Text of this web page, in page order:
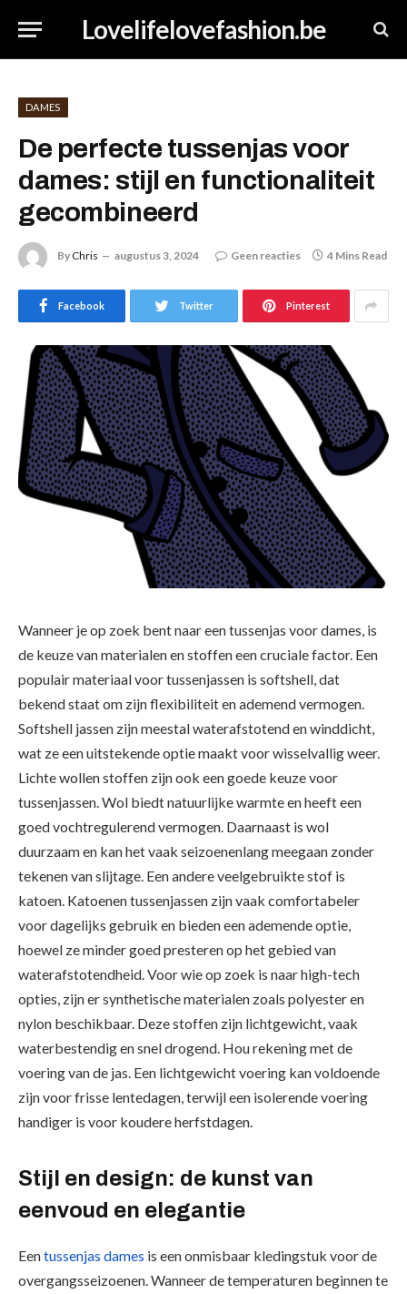
Lovelifelovefashion.be
DAMES
De perfecte tussenjas voor
dames: stijl en functionaliteit
gecombineerd
By Chris augustus 3, 2024 Geen reacties 4 Mins Read
Facebook Twitter Pinterest
Wanneer je op zoek bent naar een tussenjas voor dames, is
de keuze van materialen en stoffen een cruciale factor. Een
populair materiaal voor tussenjassen is softshell, dat
bekend staat om zijn flexibiliteit en ademend vermogen.
Softshell jassen zijn meestal waterafstotend en winddicht,
wat ze een uitstekende optie maakt voor wisselvallig weer.
Lichte wollen stoffen zijn ook een goede keuze voor
tussenjassen. Wol biedt natuurlijke warmte en heeft een
goed vochtregulerend vermogen. Daarnaast is wol
duurzaam en kan het vaak seizoenenlang meegaan zonder
tekenen van slijtage. Een andere veelgebruikte stof is
katoen. Katoenen tussenjassen zijn vaak comfortabeler
voor dagelijks gebruik en bieden een ademende optie,
hoewel ze minder goed presteren op het gebied van
waterafstotendheid. Voor wie op zoek is naar high-tech
opties, zijn er synthetische materialen zoals polyester en
nylon beschikbaar. Deze stoffen zijn lichtgewicht, vaak
waterbestendig en snel drogend. Hou rekening met de
voering van de jas. Een lichtgewicht voering kan voldoende
zijn voor frisse lentedagen, terwijl een isolerende voering
handiger is voor koudere herfstdagen.
Stijl en design: de kunst van
eenvoud en elegantie
Eentussenjas dames is een onmisbaar kledingstuk voor de
overgangsseizoenen. Wanneer de temperaturen beginnen te